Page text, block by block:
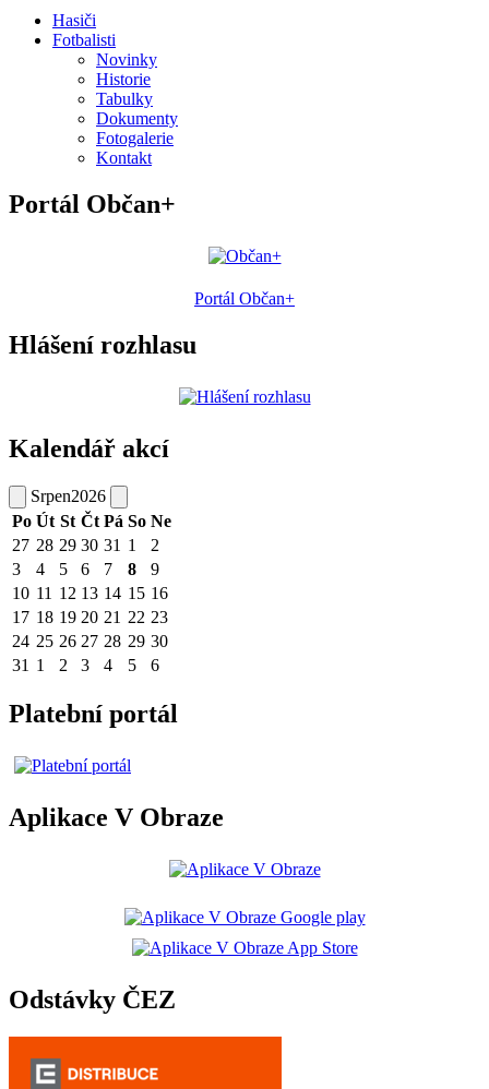
Hasiči
Fotbalisti
Novinky
Historie
Tabulky
Dokumenty
Fotogalerie
Kontakt
Portál Občan+
Portál Občan+
Hlášení rozhlasu
Kalendář akcí
Srpen2026
Po Út St Čt Pá So Ne
27 28 29 30 31 1
2
3
4 5 6 7 8
9
10 11 12 13 14 15 16
17 18 19 20 21 22 23
24 25 26 27 28 29 30
31 1 2 3 4 5 6
Platební portál
Aplikace V Obraze
Odstávky ČEZ